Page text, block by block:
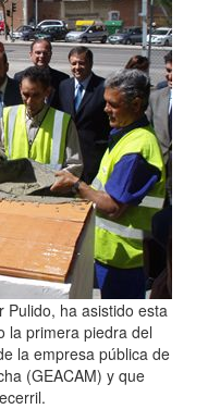
Pulido, ha asistido esta
la primera piedra del
la empresa pública de
(GEACAM) y que